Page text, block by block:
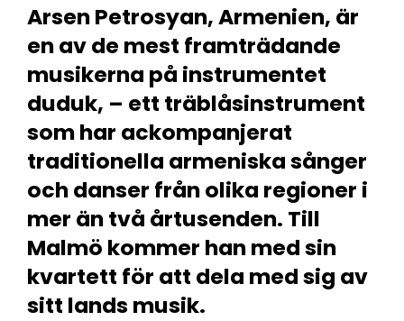
Arsen Petrosyan, Armenien, är
en av de mest framträdande
musikerna på instrumentet
duduk, – ett träblåsinstrument
som har ackompanjerat
traditionella armeniska sånger
och danser från olika regioner i
mer än två årtusenden. Till
Malmö kommer han med sin
kvartett för att dela med sig av
sitt lands musik.